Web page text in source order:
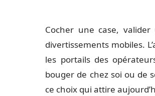
Cocher une case,
divertissements mobiles.
les portails des
bouger de chez soi ou de
ce choix qui attire